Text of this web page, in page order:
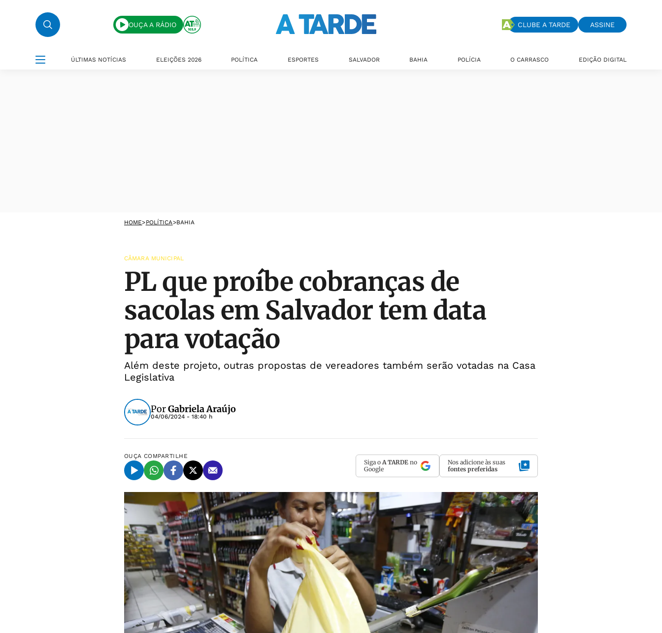
OUÇA A RÁDIO CLUBE A TARDE ASSINE
ÚLTIMAS NOTÍCIAS ELEIÇÕES 2026 POLÍTICA ESPORTES SALVADOR BAHIA POLÍCIA O CARRASCO EDIÇÃO DIGITAL
HOME>POLÍTICA>BAHIA
CÂMARA MUNICIPAL
PL que proíbe cobranças de
sacolas em Salvador tem data
para votação
Além deste projeto, outras propostas de vereadores também serão votadas na Casa
Legislativa
PorGabriela Araújo
04/06/2024 - 18:40 h
OUÇA COMPARTILHE
Siga o A TARDE no
Google
Nos adicione às suas
fontes preferidas